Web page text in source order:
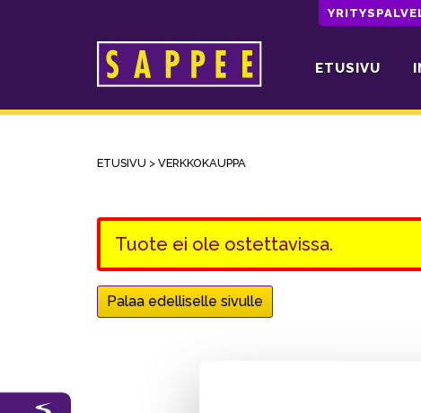
Päävalikko ETUSIVU
ETUSIVU > VERKKOKAUPPA
Tuote ei ole ostettavissa.
Palaa edelliselle sivulle